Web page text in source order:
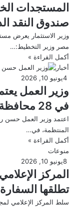
المستجدات
صندوق النقد
وزير الاستثمار يعرض
مصر وزير التخطيط:…
أكمل القراءة »
أخبار
يونيو 10, 2026
في 28 محافظة
اعتمد وزير العمل حسن
المنتظمة، في…
أكمل القراءة »
منوعات
يونيو 10, 2026
المركز
تطلقها
سلط المركز الإعلامي